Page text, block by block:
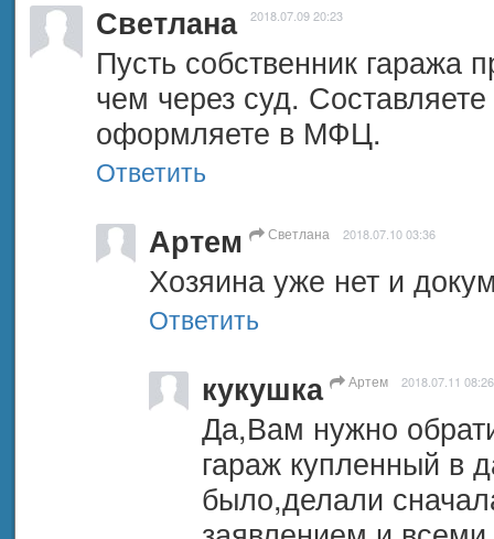
Светлана 2018.07.09 20:23
Пусть собственник гаража
чем через суд.
оформляете в МФЦ.
Ответить
Артем Светлана 2018.07.10 03:36
Хозяина уже нет и
Ответить
кукушка Артем 2018.07.11 08:26
Да,Вам нужно
гараж купленный в
было,делали